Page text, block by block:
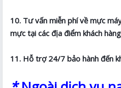
10. Tư vấn miễn phí về mực
mực tại các địa điểm khách
11. Hỗ trợ 24/7 bảo hành đến